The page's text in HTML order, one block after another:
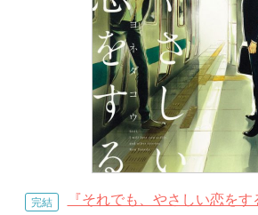
完結 『それでも、やさしい恋をす